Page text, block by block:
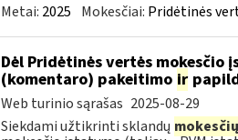
Metai: 2025 Mokesčiai: Pridėtinės
Dėl Pridėtinės vertės mokesčio
(komentaro) pakeitimo ir
Web turinio sąrašas 2025-08-29
Siekdami užtikrinti sklandų mokesčių